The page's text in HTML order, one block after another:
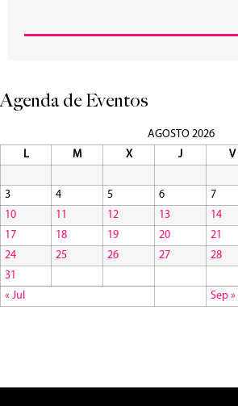
Agenda de Eventos
AGOSTO 2026
L
M X J V
3
4 5 6 7
10
11 12 13 14
17
18 19 20 21
24
25 26 27 28
31
« Jul
Sep »